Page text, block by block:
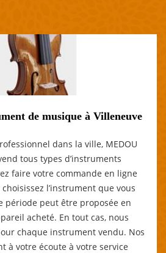
de musique à Villeneuve
dans la ville, MEDOU
tous types d’instruments
faire votre commande en ligne
l’instrument que vous
période peut être proposée en
acheté. En tout cas, nous
chaque instrument vendu. Nos
à votre écoute à votre service